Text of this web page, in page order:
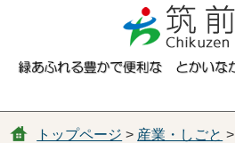
コンテンツにジ
トップページ > 産業・しごと >